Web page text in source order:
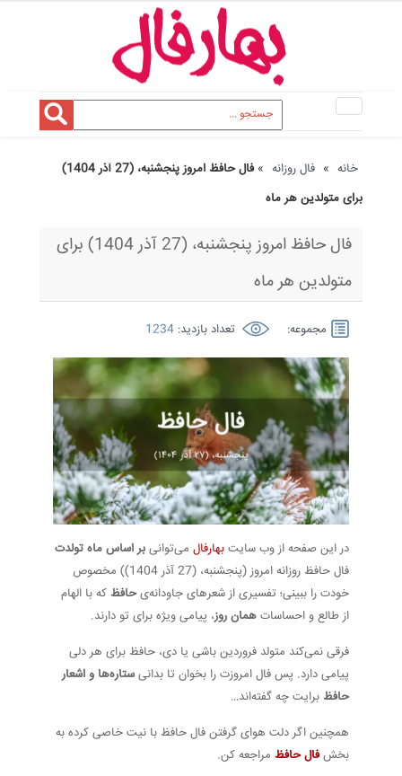
Toggle
navigation
خانه » فال روزانه »
فال حافظ امروز پنجشنبه، (27 آذر 1404)
برای متولدین هر ماه
فال حافظ امروز پنجشنبه، (27 آذر 1404) برای
متولدین هر ماه
مجموعه: تعداد بازدید: 1234
در این صفحه از وب سایت بهارفال می‌توانی بر اساس ماه تولدت
فال حافظ روزانه امروز (پنجشنبه، (27 آذر 1404)) مخصوص
خودت را ببینی؛ تفسیری از شعرهای جاودانه‌یحافظ که با الهام
از طالع و احساسات همان روز، پیامی ویژه برای تو دارند.
فرقی نمی‌کند متولد فروردین باشی یا دی، حافظ برای هر دلی
پیامی دارد. پس فال امروزت را بخوان تا بدانیستاره‌ها و اشعار
حافظ برایت چه گفته‌اند…
همچنین اگر دلت هوای گرفتن فال حافظ با نیت خاصی کرده به
بخشفال حافظ مراجعه کن.